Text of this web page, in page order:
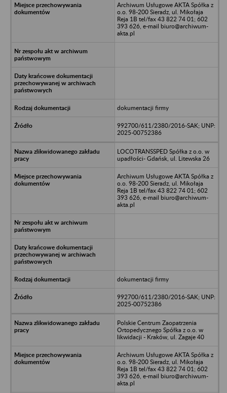
Archiwum Usługowe AKTA Spółka z
o.o. 98-200 Sieradz, ul. Mikołaja
Reja 1B tel/fax 43 822 74 01; 602
393 626, e-mail biuro@archiwum-
akta.pl
dokumentacji firmy
992700/611/2380/2016-SAK; UNP:
2025-00752386
LOCOTRANSSPED Spółka z o.o. w
upadłości- Gdańsk, ul. Litewska 26
Archiwum Usługowe AKTA Spółka z
o.o. 98-200 Sieradz, ul. Mikołaja
Reja 1B tel/fax 43 822 74 01; 602
393 626, e-mail biuro@archiwum-
akta.pl
dokumentacji firmy
992700/611/2380/2016-SAK; UNP:
2025-00752386
Polskie Centrum Zaopatrzenia
Ortopedycznego Spółka z o.o. w
likwidacji - Kraków, ul. Zagaje 40
Archiwum Usługowe AKTA Spółka z
o.o. 98-200 Sieradz, ul. Mikołaja
Reja 1B tel/fax 43 822 74 01; 602
393 626, e-mail biuro@archiwum-
akta.pl